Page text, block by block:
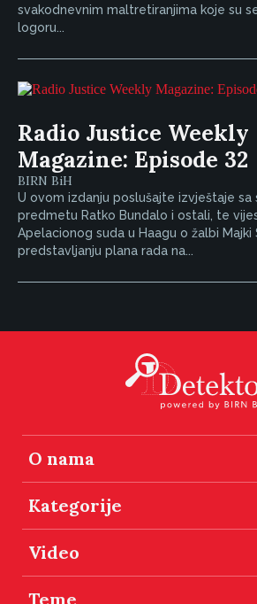
svakodnevnim maltretiranjima koje su
logoru...
Radio Justice Weekly
Magazine: Episode 32
BIRN BiH
U ovom izdanju poslušajte izvještaje sa
predmetu Ratko Bundalo i ostali, te
Apelacionog suda u Haagu o žalbi Majki
predstavljanju plana rada na...
O nama
Kategorije
Video
Teme